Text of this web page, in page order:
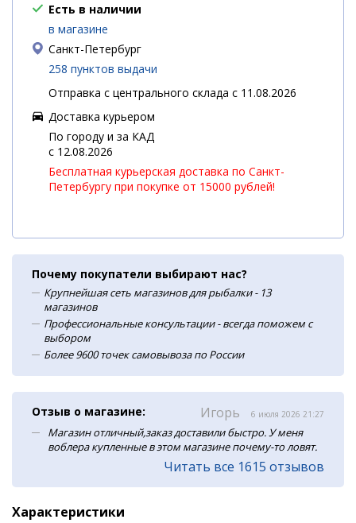
Есть в наличии
в магазине
Санкт-Петербург
258 пунктов выдачи
Отправка с центрального склада с 11.08.2026
Доставка курьером
По городу и за КАД
c 12.08.2026
Бесплатная курьерская доставка по Санкт-
Петербургу при покупке от 15000 рублей!
Почему покупатели выбирают нас?
Крупнейшая сеть магазинов для рыбалки - 13
магазинов
Профессиональные консультации - всегда поможем с
выбором
Более 9600 точек самовывоза по России
Отзыв о магазине: Игорь 6 июля 2026 21:27
Магазин отличный,заказ доставили быстро. У меня
воблера купленные в этом магазине почему-то ловят.
Читать все 1615 отзывов
Характеристики